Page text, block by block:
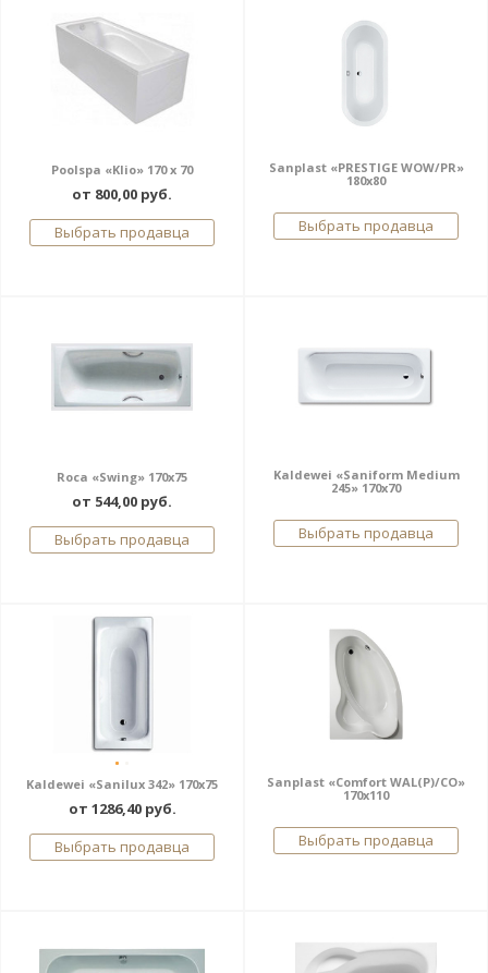
Poolspa «Klio» 170 x 70
от 800,00 руб.
Выбрать продавца
Sanplast «PRESTIGE WOW/PR»
180x80
Выбрать продавца
Roca «Swing» 170x75
от 544,00 руб.
Выбрать продавца
Kaldewei «Saniform Medium
245» 170x70
Выбрать продавца
Kaldewei «Sanilux 342» 170x75
от 1286,40 руб.
Выбрать продавца
Sanplast «Comfort WAL(P)/CO»
170x110
Выбрать продавца